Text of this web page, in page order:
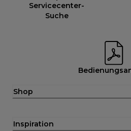
Servicecenter-
Suche
Shop
Inspiration